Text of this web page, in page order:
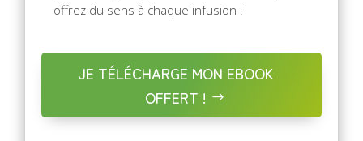
offrez du sens à chaque infusion !
JE TÉLÉCHARGE MON EBOOK
OFFERT !